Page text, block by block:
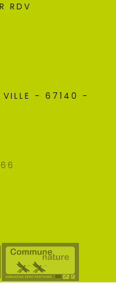
RDV
VILLE - 67140 -